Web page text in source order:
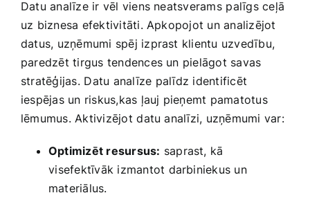
Datu analīze ir vēl viens neatsverams⁣ palīgs ceļā
uz‍ biznesa efektivitāti. Apkopojot un analizējot
datus, uzņēmumi ​spēj izprast klientu uzvedību,
paredzēt ‌tirgus tendences un pielāgot savas
stratēģijas. ⁣Datu analīze⁢ palīdz ‍identificēt
iespējas un riskus,kas ļauj pieņemt pamatotus
lēmumus. Aktivizējot ⁣datu analīzi, ‍uzņēmumi var:
Optimizēt resursus: saprast,‌ kā
⁣visefektīvāk izmantot darbiniekus un‍
materiālus.